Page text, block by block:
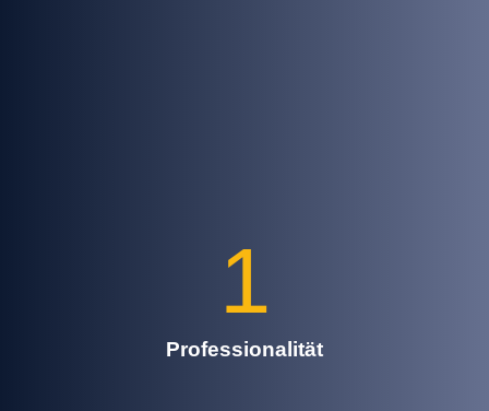
1
Professionalität